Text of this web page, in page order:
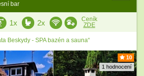
bar
1x 2x
Ceník
ZDE
Beskydy - SPA bazén a sauna“
10
1 hodnocení